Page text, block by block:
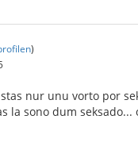
)
nur unu vorto por
la sono dum seksado...